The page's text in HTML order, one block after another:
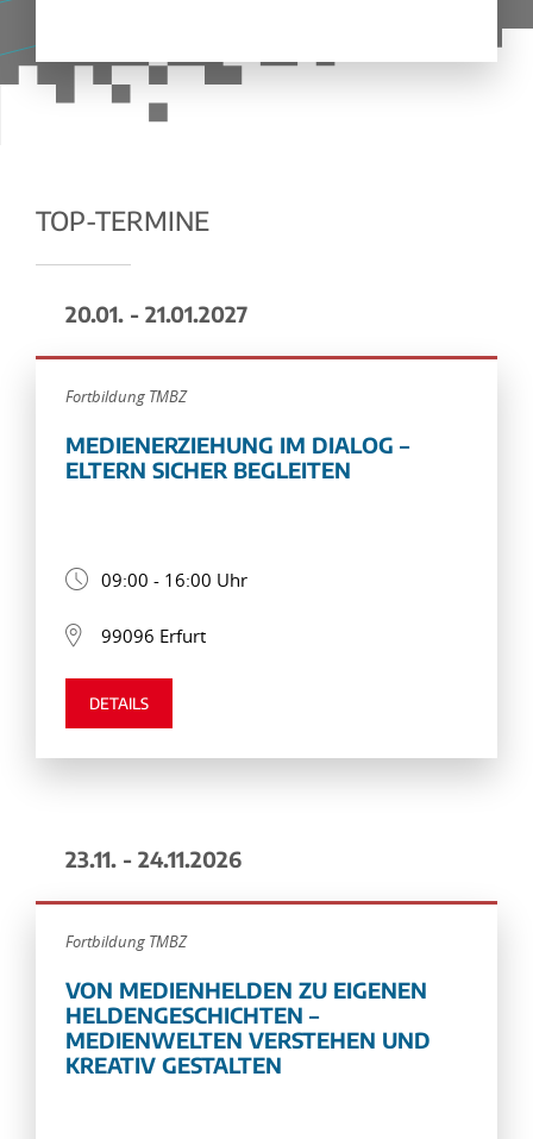
TOP-TERMINE
20.01. - 21.01.2027
Fortbildung TMBZ
MEDIENERZIEHUNG IM DIALOG –
ELTERN SICHER BEGLEITEN
09:00 - 16:00 Uhr
99096 Erfurt
DETAILS
23.11. - 24.11.2026
Fortbildung TMBZ
VON MEDIENHELDEN ZU EIGENEN
HELDENGESCHICHTEN –
MEDIENWELTEN VERSTEHEN UND
KREATIV GESTALTEN